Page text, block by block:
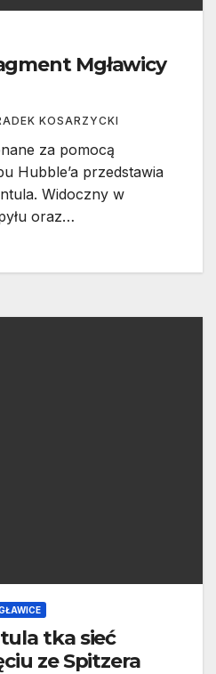
Mgławicy
KOSARZYCKI
za pomocą
Hubble’a przedstawia
Widoczny w
oraz…
tka sieć
ze Spitzera